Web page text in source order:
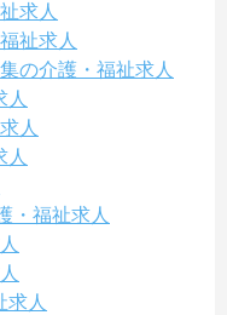
求人
祉求人
の介護・福祉求人
人
人
人
・福祉求人
求人